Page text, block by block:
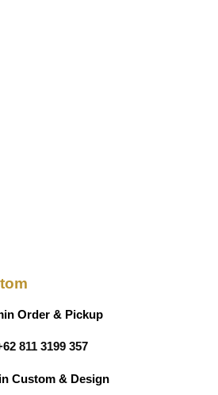
Order & Pickup
811 3199 357
Custom & Design